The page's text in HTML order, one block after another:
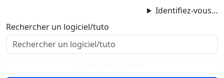
Identifiez-vous…
Contenu principal
Menu
Bas de page
Rechercher un logiciel/tuto